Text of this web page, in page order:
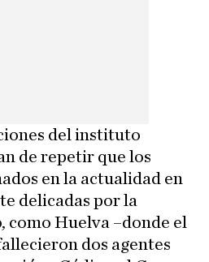
del instituto
de repetir que los
en la actualidad en
delicadas por la
como Huelva –donde el
dos agentes